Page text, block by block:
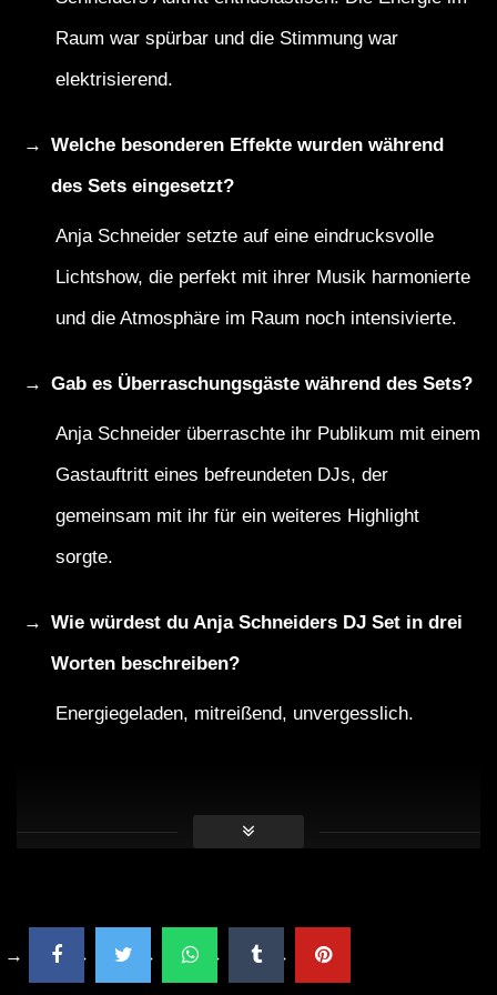
Raum war spürbar und die Stimmung war
elektrisierend.
Welche besonderen Effekte wurden während
des Sets eingesetzt?
Anja Schneider setzte auf eine eindrucksvolle
Lichtshow, die perfekt mit ihrer Musik harmonierte
und die Atmosphäre im Raum noch intensivierte.
Gab es Überraschungsgäste während des Sets?
Anja Schneider überraschte ihr Publikum mit einem
Gastauftritt eines befreundeten DJs, der
gemeinsam mit ihr für ein weiteres Highlight
sorgte.
Wie würdest du Anja Schneiders DJ Set in drei
Worten beschreiben?
Energiegeladen, mitreißend, unvergesslich.
Sous Music bekannt.